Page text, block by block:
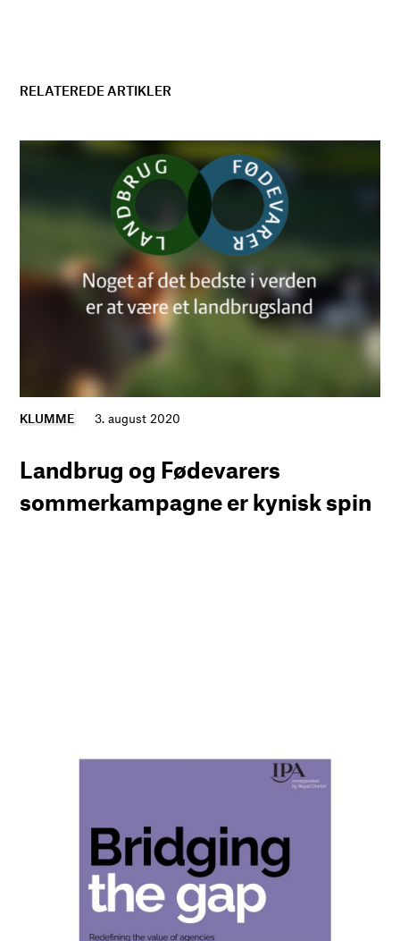
RELATEREDE ARTIKLER
KLUMME 3. august 2020
Landbrug og Fødevarers
sommerkampagne er kynisk spin